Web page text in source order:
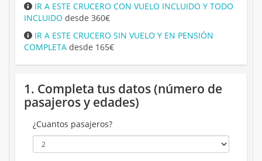
IR A ESTE CRUCERO CON VUELO INCLUIDO Y TODO
INCLUIDO desde 360€
IR A ESTE CRUCERO SIN VUELO Y EN PENSIÓN
COMPLETA desde 165€
1. Completa tus datos (número de
pasajeros y edades)
¿Cuantos pasajeros?